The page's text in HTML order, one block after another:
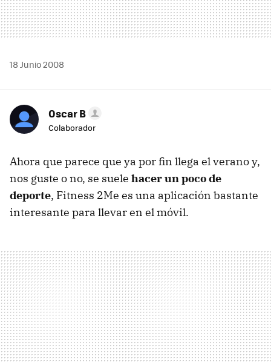
18 Junio 2008
Oscar B
Colaborador
Ahora que parece que ya por fin llega el verano y,
nos guste o no, se suele hacer un poco de
deporte, Fitness 2Me es una aplicación bastante
interesante para llevar en el móvil.